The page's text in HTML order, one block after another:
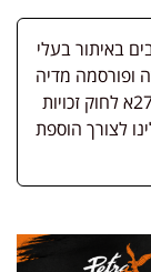
באיתור בעלי
ופורסמה מדיה
שבעליה אינו ידוע, השימוש נעשה לפי סעיף 27א לחוק זכויות
לצורך הוספת